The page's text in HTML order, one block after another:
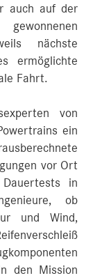
auch auf der
nächste
ermöglichte
Fahrt.
von
ein
vor Ort
in
ob
und Wind,
den Mission